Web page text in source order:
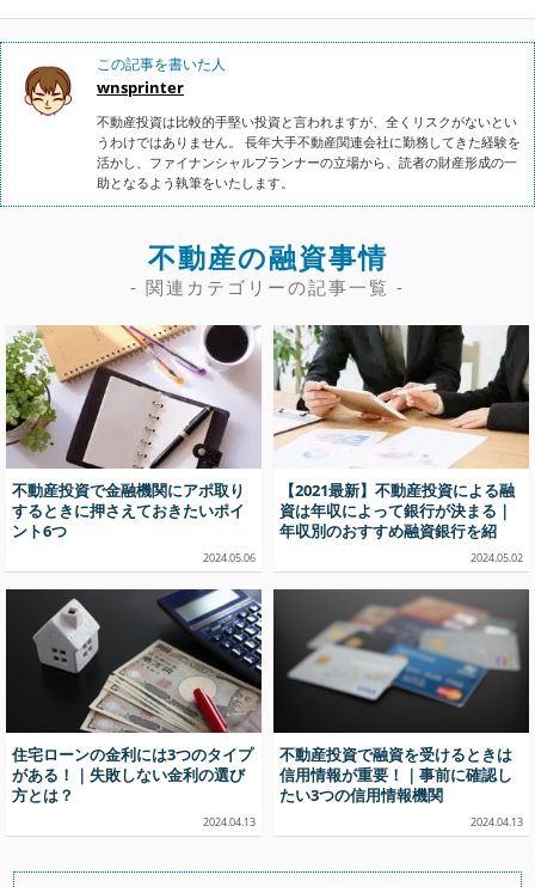
この記事を書いた人
wnsprinter
不動産投資は比較的手堅い投資と言われますが、全くリスクがないとい
うわけではありません。 長年大手不動産関連会社に勤務してきた経験を
活かし、ファイナンシャルプランナーの立場から、読者の財産形成の一
助となるよう執筆をいたします。
不動産の融資事情
- 関連カテゴリーの記事一覧 -
不動産投資で金融機関にアポ取り
するときに押さえておきたいポイ
ント6つ
2024.05.06
【2021最新】不動産投資による融
資は年収によって銀行が決まる｜
年収別のおすすめ融資銀行を紹
2024.05.02
住宅ローンの金利には3つのタイプ
がある！｜失敗しない金利の選び
方とは？
2024.04.13
不動産投資で融資を受けるときは
信用情報が重要！｜事前に確認し
たい3つの信用情報機関
2024.04.13